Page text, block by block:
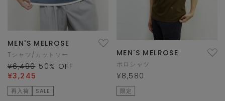
MEN'S MELROSE
Tシャツ/カットソー
¥6,490 50% OFF
¥3,245
再入荷 SALE
MEN'S MELROSE
ポロシャツ
¥8,580
限定